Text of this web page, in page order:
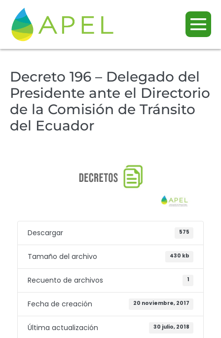
Decreto 196 – Delegado del
Presidente ante el Directorio
de la Comisión de Tránsito
del Ecuador
Descargar 575
Tamaño del archivo 430 kb
Recuento de archivos 1
Fecha de creación 20 noviembre, 2017
Última actualización 30 julio, 2018